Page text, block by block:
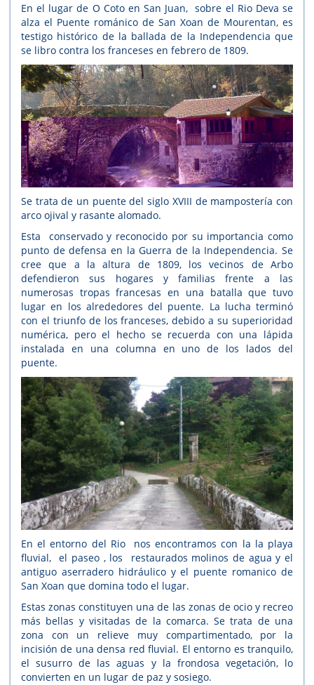
En el lugar de O Coto en San Juan, sobre el Rio Deva se
alza el Puente románico de San Xoan de Mourentan, es
testigo histórico de la ballada de la Independencia que
se libro contra los franceses en febrero de 1809.
Se trata de un puente del siglo XVIII de mampostería con
arco ojival y rasante alomado.
Esta conservado y reconocido por su importancia como
punto de defensa en la Guerra de la Independencia. Se
cree que a la altura de 1809, los vecinos de Arbo
defendieron sus hogares y familias frente a las
numerosas tropas francesas en una batalla que tuvo
lugar en los alrededores del puente. La lucha terminó
con el triunfo de los franceses, debido a su superioridad
numérica, pero el hecho se recuerda con una lápida
instalada en una columna en uno de los lados del
puente.
En el entorno del Rio nos encontramos con la la playa
fluvial, el paseo , los restaurados molinos de agua y el
antiguo aserradero hidráulico y el puente romanico de
San Xoan que domina todo el lugar.
Estas zonas constituyen una de las zonas de ocio y recreo
más bellas y visitadas de la comarca. Se trata de una
zona con un relieve muy compartimentado, por la
incisión de una densa red fluvial. El entorno es tranquilo,
el susurro de las aguas y la frondosa vegetación, lo
convierten en un lugar de paz y sosiego.